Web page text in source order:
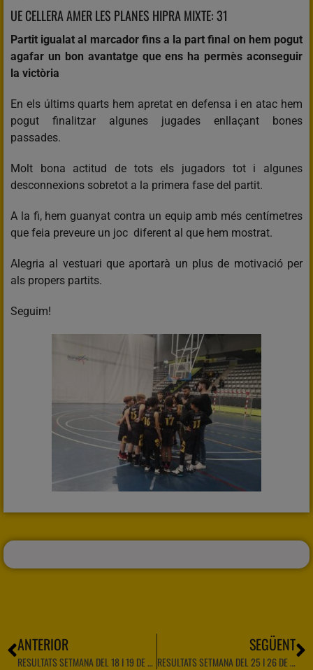
UE CELLERA AMER LES PLANES HIPRA MIXTE: 31
Partit igualat al marcador fins a la part final on hem pogut
agafar un bon avantatge que ens ha permès aconseguir
la victòria
En els últims quarts hem apretat en defensa i en atac hem
pogut finalitzar algunes jugades enllaçant bones
passades.
Molt bona actitud de tots els jugadors tot i algunes
desconnexions sobretot a la primera fase del partit.
A la fi, hem guanyat contra un equip amb més centímetres
que feia preveure un joc diferent al que hem mostrat.
Alegria al vestuari que aportarà un plus de motivació per
als propers partits.
Seguim!
ANTERIOR
RESULTATS SETMANA DEL 18 I 19 DE MARÇ
SEGÜENT
RESULTATS SETMANA DEL 25 I 26 DE MARÇ